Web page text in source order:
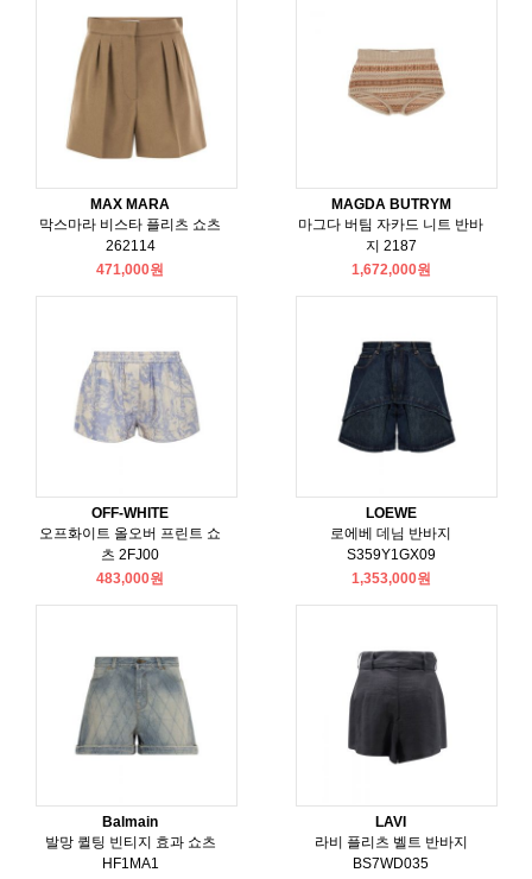
MAX MARA
막스마라 비스타 플리츠 쇼츠
262114
471,000원
MAGDA BUTRYM
마그다 버팀 자카드 니트 반바
지 2187
1,672,000원
OFF-WHITE
오프화이트 올오버 프린트 쇼
츠 2FJ00
483,000원
LOEWE
로에베 데님 반바지
S359Y1GX09
1,353,000원
Balmain
발망 퀼팅 빈티지 효과 쇼츠
HF1MA1
LAVI
라비 플리츠 벨트 반바지
BS7WD035